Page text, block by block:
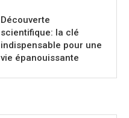
Découverte
scientifique: la clé
indispensable pour une
vie épanouissante